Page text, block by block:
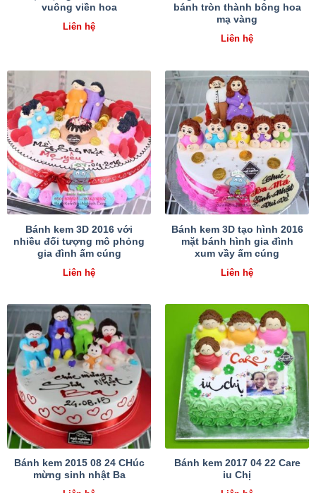
vuông viền hoa
Liên hệ
bánh tròn thành bông hoa
mạ vàng
Liên hệ
Bánh kem 3D 2016 với
nhiều đối tượng mô phỏng
gia đình ấm cúng
Liên hệ
Bánh kem 3D tạo hình 2016
mặt bánh hình gia đình
xum vầy ấm cúng
Liên hệ
Bánh kem 2015 08 24 CHúc
mừng sinh nhật Ba
Bánh kem 2017 04 22 Care
iu Chị